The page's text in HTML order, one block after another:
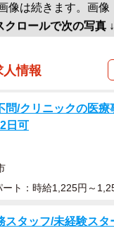
像は続きます。画像
クロールで次の写真 ↓
人情報
問/クリニックの医療
日可
ト：時給1,225円～
スタッフ/未経験スタ